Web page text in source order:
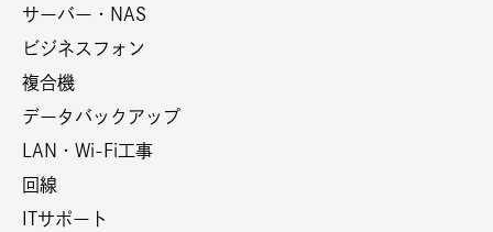
サーバー・NAS
ビジネスフォン
複合機
データバックアップ
LAN・Wi-Fi工事
回線
ITサポート